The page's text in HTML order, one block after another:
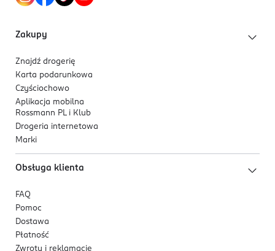
Zakupy
Znajdź drogerię
Karta podarunkowa
Czyściochowo
Aplikacja mobilna
Rossmann PL i Klub
Drogeria internetowa
Marki
Obsługa klienta
FAQ
Pomoc
Dostawa
Płatność
Zwroty i reklamacje